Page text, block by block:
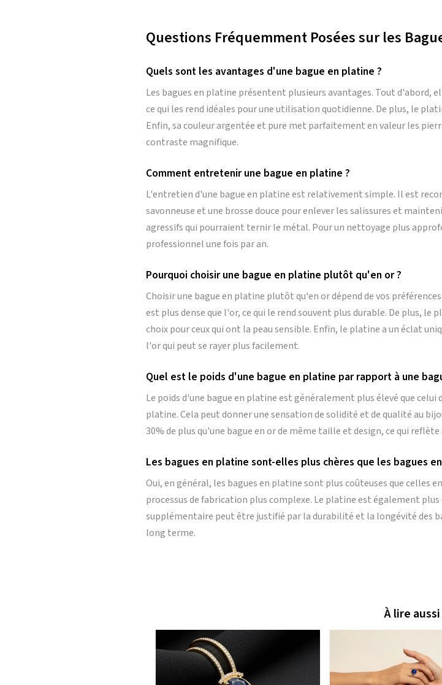
Questions Fréquemment Posées sur les
Quels sont les avantages d'une bague en platine ?
Les bagues en platine présentent plusieurs avantages. Tout
ce qui les rend idéales pour une utilisation quotidienne. De plus, le
Enfin, sa couleur argentée et pure met parfaitement en valeur les
contraste magnifique.
Comment entretenir une bague en platine ?
L'entretien d'une bague en platine est relativement simple. Il est
savonneuse et une brosse douce pour enlever les salissures et
agressifs qui pourraient ternir le métal. Pour un nettoyage plus
professionnel une fois par an.
Pourquoi choisir une bague en platine plutôt qu'en or ?
Choisir une bague en platine plutôt qu'en or dépend de vos
est plus dense que l'or, ce qui le rend souvent plus durable. De plus,
choix pour ceux qui ont la peau sensible. Enfin, le platine a un éclat
l'or qui peut se rayer plus facilement.
Quel est le poids d'une bague en platine par rapport à une
Le poids d'une bague en platine est généralement plus élevé que celui
platine. Cela peut donner une sensation de solidité et de qualité au
30% de plus qu'une bague en or de même taille et design, ce qui
Les bagues en platine sont-elles plus chères que les bagues
Oui, en général, les bagues en platine sont plus coûteuses que celles
processus de fabrication plus complexe. Le platine est également plus
supplémentaire peut être justifié par la durabilité et la longévité des
long terme.
À lire aussi